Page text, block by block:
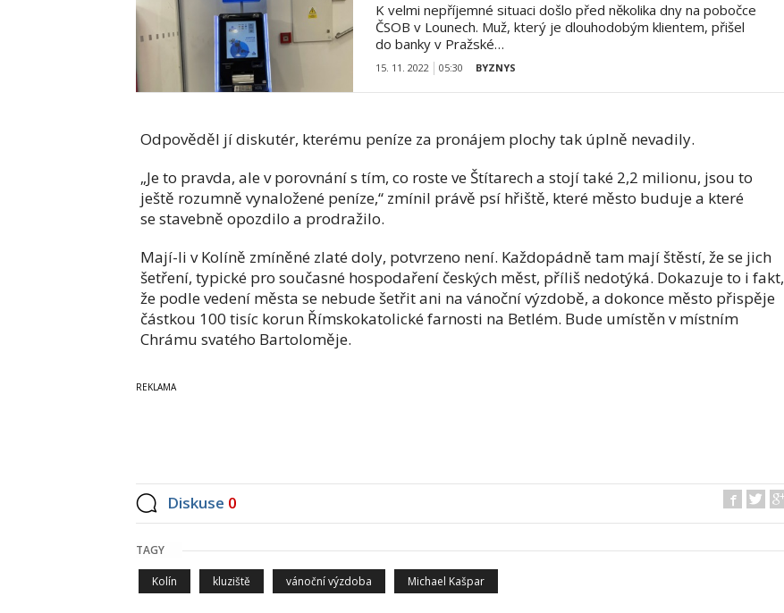
K velmi nepříjemné situaci došlo před několika dny na pobočce
ČSOB v Lounech. Muž, který je dlouhodobým klientem, přišel
do banky v Pražské…
15. 11. 2022 05:30 BYZNYS
Odpověděl jí diskutér, kterému peníze za pronájem plochy tak úplně nevadily.
„Je to pravda, ale v porovnání s tím, co roste ve Štítarech a stojí také 2,2 milionu, jsou to
ještě rozumně vynaložené peníze,“ zmínil právě psí hřiště, které město buduje a které
se stavebně opozdilo a prodražilo.
Mají-li v Kolíně zmíněné zlaté doly, potvrzeno není. Každopádně tam mají štěstí, že se jich
šetření, typické pro současné hospodaření českých měst, příliš nedotýká. Dokazuje to i fakt,
že podle vedení města se nebude šetřit ani na vánoční výzdobě, a dokonce město přispěje
částkou 100 tisíc korun Římskokatolické farnosti na Betlém. Bude umístěn v místním
Chrámu svatého Bartoloměje.
Diskuse 0
TAGY
Kolín kluziště vánoční výzdoba Michael Kašpar